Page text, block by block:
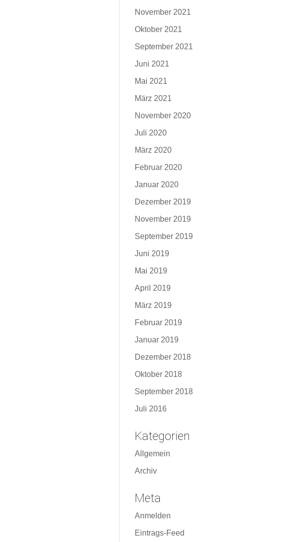
November 2021
Oktober 2021
September 2021
Juni 2021
Mai 2021
März 2021
November 2020
Juli 2020
März 2020
Februar 2020
Januar 2020
Dezember 2019
November 2019
September 2019
Juni 2019
Mai 2019
April 2019
März 2019
Februar 2019
Januar 2019
Dezember 2018
Oktober 2018
September 2018
Juli 2016
Kategorien
Allgemein
Archiv
Meta
Anmelden
Eintrags-Feed